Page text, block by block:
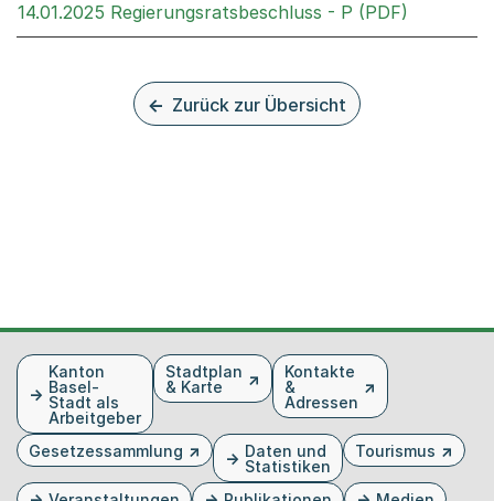
14.01.2025 Regierungsratsbeschluss - P (PDF)
Zurück zur Übersicht
FusszeileKanton
Basel-
Stadt als
Arbeitgeber
Stadtplan
& Karte
Kontakte
&
Adressen
Gesetzessammlung
Daten und
Statistiken
Tourismus